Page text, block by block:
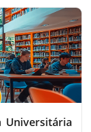
Universitária